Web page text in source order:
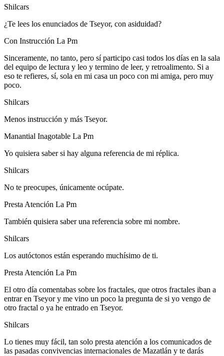
Shilcars
¿Te lees los enunciados de Tseyor, con asiduidad?
Con Instrucción La Pm
Sinceramente, no tanto, pero sí participo casi todos los días en la sala
del equipo de lectura y leo y termino de leer, y retroalimento. Si a
eso te refieres, sí, sola en mi casa un poco con mi amiga, pero muy
poco.
Shilcars
Menos instrucción y más Tseyor.
Manantial Inagotable La Pm
Yo quisiera saber si hay alguna referencia de mi réplica.
Shilcars
No te preocupes, únicamente ocúpate.
Presta Atención La Pm
También quisiera saber una referencia sobre mi nombre.
Shilcars
Los autóctonos están esperando muchísimo de ti.
Presta Atención La Pm
El otro día comentabas sobre los fractales, que otros fractales iban a
entrar en Tseyor y me vino un poco la pregunta de si yo vengo de
otro fractal o ya he entrado en Tseyor.
Shilcars
Lo tienes muy fácil, tan solo presta atención a los comunicados de
las pasadas convivencias internacionales de Mazatlán y te darás